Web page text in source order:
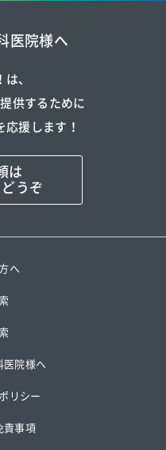
医院様へ
は、
供するために
応援します！
は
うぞ
へ
医院様へ
リシー
責事項